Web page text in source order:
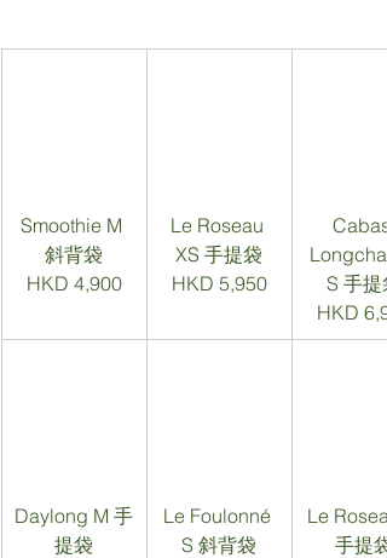
Smoothie M
斜背袋
HKD 4,900
Le Roseau
XS 手提袋
HKD 5,950
Cabas
S 手提
HKD
Daylong M 手
提袋
Le Foulonné
S 斜背袋
Le
手提袋